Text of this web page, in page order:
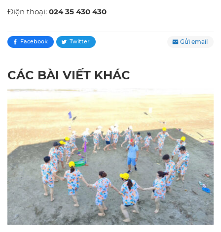
Điện thoại: 024 35 430 430
Facebook Twitter Gửi email
CÁC BÀI VIẾT KHÁC